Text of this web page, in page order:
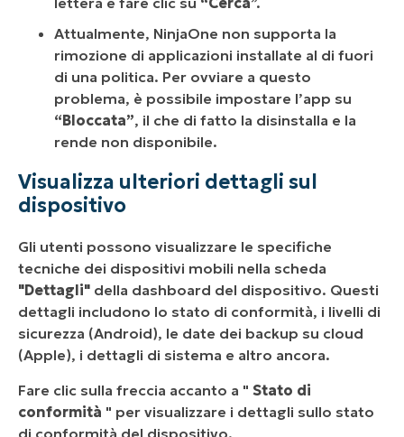
Attualmente, NinjaOne non supporta la
rimozione di applicazioni installate al di fuori
di una politica. Per ovviare a questo
problema, è possibile impostare l’app su
“Bloccata”, il che di fatto la disinstalla e la
rende non disponibile.
Visualizza ulteriori dettagli sul
dispositivo
Gli utenti possono visualizzare le specifiche
tecniche dei dispositivi mobili nella scheda
"Dettagli" della dashboard del dispositivo. Questi
dettagli includono lo stato di conformità, i livelli di
sicurezza (Android), le date dei backup su cloud
(Apple), i dettagli di sistema e altro ancora.
Fare clic sulla freccia accanto a " Stato di
conformità " per visualizzare i dettagli sullo stato
di conformità del dispositivo.